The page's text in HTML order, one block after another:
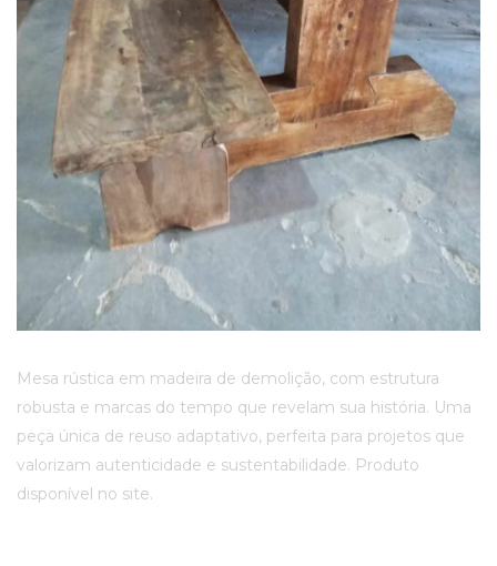
Mesa rústica em madeira de demolição, com estrutura
robusta e marcas do tempo que revelam sua história. Uma
peça única de reuso adaptativo, perfeita para projetos que
valorizam autenticidade e sustentabilidade. Produto
disponível no site.